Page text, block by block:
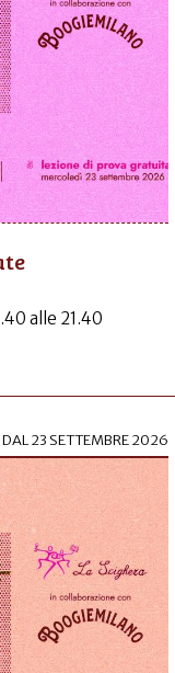
alle 21.40
DAL23 SETTEMBRE 2026